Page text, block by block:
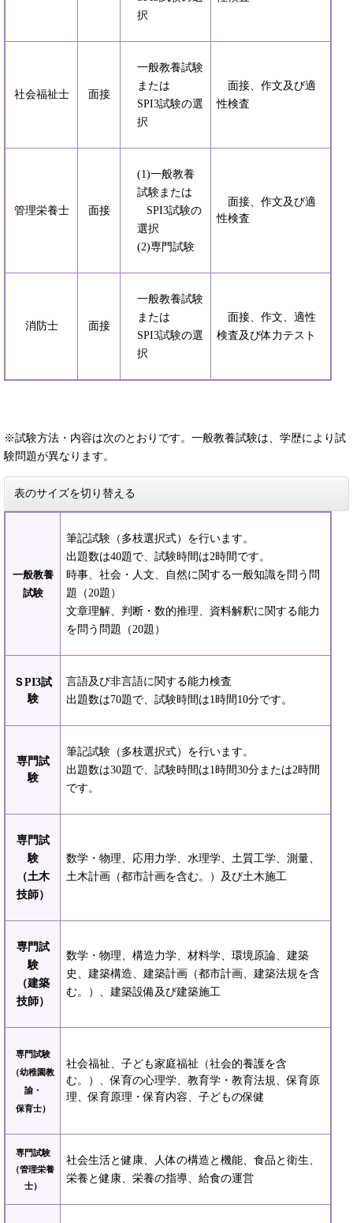
択
社会福祉士 面接
一般教養試験
または
SPI3試験の選
択
面接、作文及び適
性検査
管理栄養士 面接
(1)一般教養
試験または
SPI3試験の
選択
(2)専門試験
面接、作文及び適
性検査
消防士 面接
一般教養試験
または
SPI3試験の選
択
面接、作文、適性
検査及び体力テスト
※試験方法・内容は次のとおりです。一般教養試験は、学歴により試
験問題が異なります。
表のサイズを切り替える
一般教養
試験
筆記試験（多枝選択式）を行います。
出題数は40題で、試験時間は2時間です。
時事、社会・人文、自然に関する一般知識を問う問
題（20題）
文章理解、判断・数的推理、資料解釈に関する能力
を問う問題（20題）
ＳPI3試
験
言語及び非言語に関する能力検査
出題数は70題で、試験時間は1時間10分です。
専門試
験
筆記試験（多枝選択式）を行います。
出題数は30題で、試験時間は1時間30分または2時間
です。
専門試
験
（土木
技師）
数学・物理、応用力学、水理学、土質工学、測量、
土木計画（都市計画を含む。）及び土木施工
専門試
験
（建築
技師）
数学・物理、構造力学、材料学、環境原論、建築
史、建築構造、建築計画（都市計画、建築法規を含
む。）、建築設備及び建築施工
専門試験
（幼稚園教
諭・
保育士）
社会福祉、子ども家庭福祉（社会的養護を含
む。）、保育の心理学、教育学・教育法規、保育原
理、保育原理・保育内容、子どもの保健
専門試験
（管理栄養
士）
社会生活と健康、人体の構造と機能、食品と衛生、
栄養と健康、栄養の指導、給食の運営